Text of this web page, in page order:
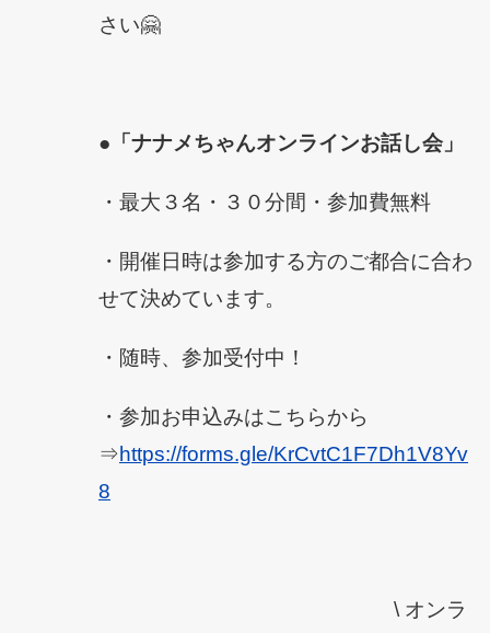
さい🤗
●「ナナメちゃんオンラインお話し会」
・最大３名・３０分間・参加費無料
・開催日時は参加する方のご都合に合わ
せて決めています。
・随時、参加受付中！
・参加お申込みはこちらから
⇒https://forms.gle/KrCvtC1F7Dh1V8Yv
8
\ オンラ